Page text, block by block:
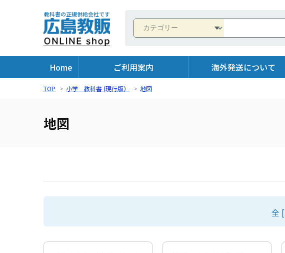
教科書の正規供給会社です
Home ご利用案内 海外発送について
TOP > 小学 教科書 (現行版） > 地図
地図
全 [